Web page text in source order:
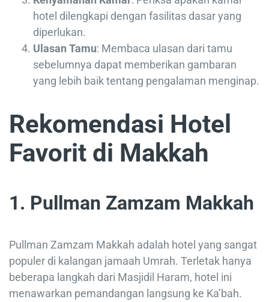
hotel dilengkapi dengan fasilitas dasar yang
diperlukan.
Ulasan Tamu: Membaca ulasan dari tamu
sebelumnya dapat memberikan gambaran
yang lebih baik tentang pengalaman menginap.
Rekomendasi Hotel
Favorit di Makkah
1. Pullman Zamzam Makkah
Pullman Zamzam Makkah adalah hotel yang sangat
populer di kalangan jamaah Umrah. Terletak hanya
beberapa langkah dari Masjidil Haram, hotel ini
menawarkan pemandangan langsung ke Ka’bah.